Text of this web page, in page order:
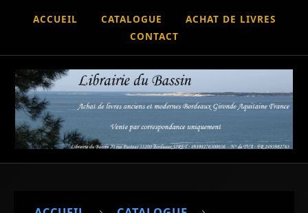
ACCUEIL CATALOGUE
ACHAT DE LIVRES
CONTACT